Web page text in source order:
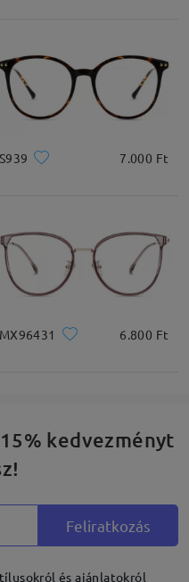
jellegű
S939 7.000 Ft
MX96431 6.800 Ft
kedvezményt
Feliratkozás
és ajánlatokról